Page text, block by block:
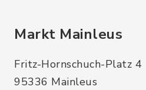
Markt Mainleus
Fritz-Hornschuch-Platz 4
95336 Mainleus